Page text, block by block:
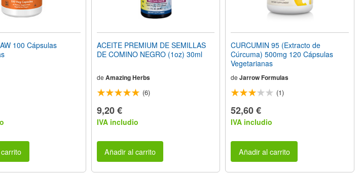
100 Cápsulas
ACEITE PREMIUM DE SEMILLAS
DE COMINO NEGRO (1oz) 30ml
de Amazing Herbs
(6)
9,20 €
IVA includio
Añadir al carrito
CURCUMIN 95 (Extracto de
Cúrcuma) 500mg 120 Cápsulas
Vegetarianas
de Jarrow Formulas
(1)
52,60 €
IVA includio
Añadir al carrito